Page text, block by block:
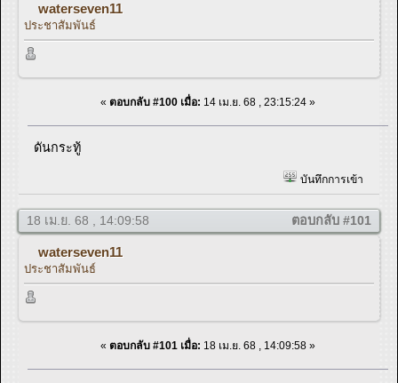
waterseven11
ประชาสัมพันธ์
« ตอบกลับ #100 เมื่อ: 14 เม.ย. 68 , 23:15:24 »
ดันกระทู้
บันทึกการเข้า
18 เม.ย. 68 , 14:09:58 ตอบกลับ #101
waterseven11
ประชาสัมพันธ์
« ตอบกลับ #101 เมื่อ: 18 เม.ย. 68 , 14:09:58 »